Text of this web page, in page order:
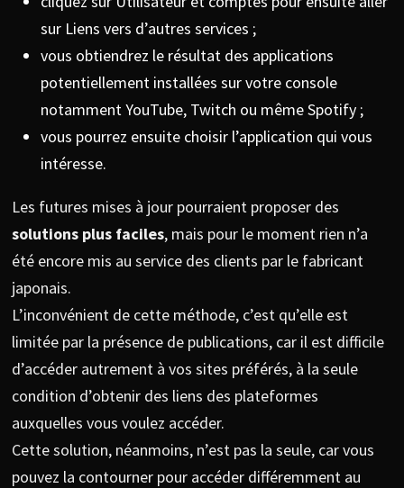
sur Liens vers d’autres services ;
vous obtiendrez le résultat des applications
potentiellement installées sur votre console
notamment YouTube, Twitch ou même Spotify ;
vous pourrez ensuite choisir l’application qui vous
intéresse.
Les futures mises à jour pourraient proposer des
solutions plus faciles, mais pour le moment rien n’a
été encore mis au service des clients par le fabricant
japonais.
L’inconvénient de cette méthode, c’est qu’elle est
limitée par la présence de publications, car il est difficile
d’accéder autrement à vos sites préférés, à la seule
condition d’obtenir des liens des plateformes
auxquelles vous voulez accéder.
Cette solution, néanmoins, n’est pas la seule, car vous
pouvez la contourner pour accéder différemment au